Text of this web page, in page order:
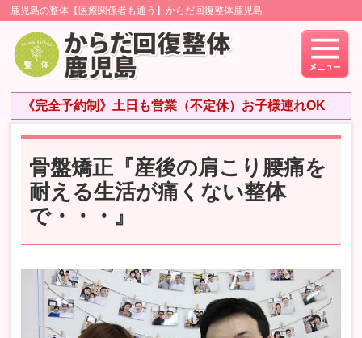
鹿児島の整体【医療関係者も通う】からだ回復整体鹿児島
《完全予約制》土日も営業（不定休）お子様連れOK
骨盤矯正『産後の肩こり腰痛を
耐える生活が痛くない整体
で・・・』